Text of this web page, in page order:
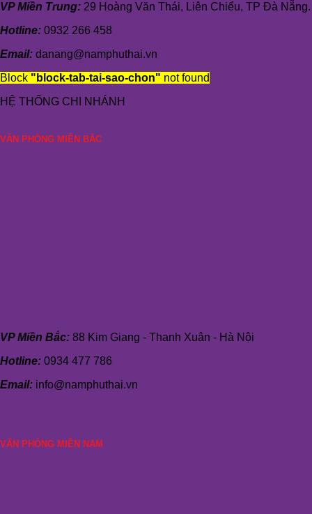
VP Miền Trung: 29 Hoàng Văn Thái, Liên Chiểu, TP Đà Nẵng.
Hotline: 0932 266 458
Email: danang@namphuthai.vn
Block "block-tab-tai-sao-chon" not found
HỆ THỐNG CHI NHÁNH
VĂN PHÒNG MIỀN BẮC
VP Miền Bắc: 88 Kim Giang - Thanh Xuân - Hà Nội
Hotline: 0934 477 786
Email: info@namphuthai.vn
VĂN PHÒNG MIỀN NAM